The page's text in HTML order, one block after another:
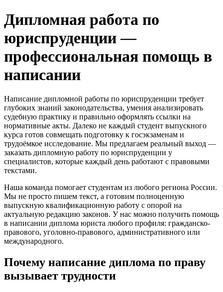
Дипломная работа по
юриспруденции —
профессиональная помощь в
написании
Написание дипломной работы по юриспруденции требует
глубоких знаний законодательства, умения анализировать
судебную практику и правильно оформлять ссылки на
нормативные акты. Далеко не каждый студент выпускного
курса готов совмещать подготовку к госэкзаменам и
трудоёмкое исследование. Мы предлагаем реальный выход —
заказать дипломную работу по юриспруденции у
специалистов, которые каждый день работают с правовыми
текстами.
Наша команда помогает студентам из любого региона России.
Мы не просто пишем текст, а готовим полноценную
выпускную квалификационную работу с опорой на
актуальную редакцию законов. У нас можно получить помощь
в написании диплома юриста любого профиля: гражданско-
правового, уголовно-правового, административного или
международного.
Почему написание диплома по праву
вызывает трудности